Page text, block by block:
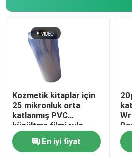
Kozmetik kitaplar için
25 mikronluk orta
katlanmış PVC
küçültme filmi rulo
En iyi fiyat